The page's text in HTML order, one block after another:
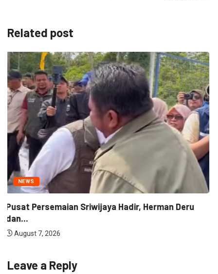
Related post
NEWS
Kantah Prabumulih Ajak Camat dan Lurah
Wujudkan...
August 7, 2026
Leave a Reply